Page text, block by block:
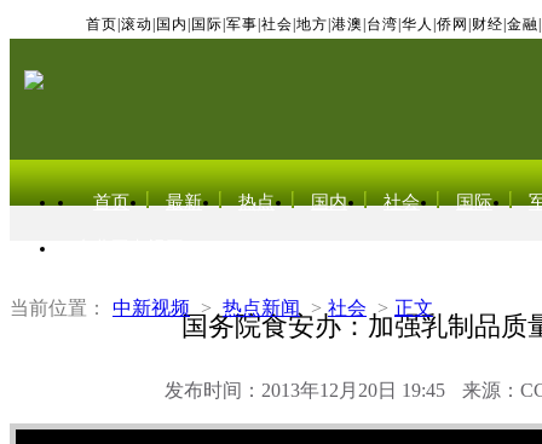
首页 滚动 国内 国际 军事 社会 地方 港澳 台湾 华人 侨网 财经 金融
首页 最新 热点 国内 社会 国际
当前位置： 中新视频 > 热点新闻 > 社会 > 正文
国务院食安办：加强乳制品质
发布时间：2013年12月20日 19:45 来源：